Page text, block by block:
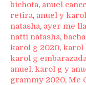
bichota, anuel
retira, anuel y karol
natasha, ayer me
natti natasha,
karol g 2020, karol
karol g
anuel, karol g y
grammy 2020, Me